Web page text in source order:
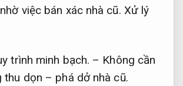
việc bán xác nhà cũ. Xử lý
trình minh bạch. – Không cần
thu dọn – phá dở nhà cũ.